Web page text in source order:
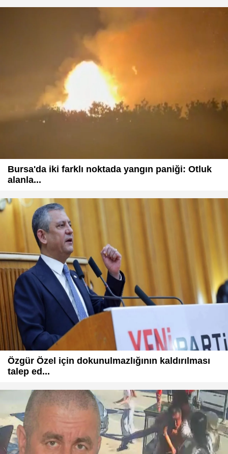
Bursa'da iki farklı noktada yangın paniği: Otluk
alanla...
Özgür Özel için dokunulmazlığının kaldırılması
talep ed...